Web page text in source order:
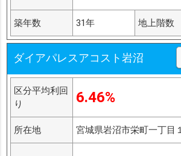
築年数 31年 地上階数
ダイアパレスアコスト岩沼
区分平均利回
り
6.46%
所在地 宮城県岩沼市栄町一丁目